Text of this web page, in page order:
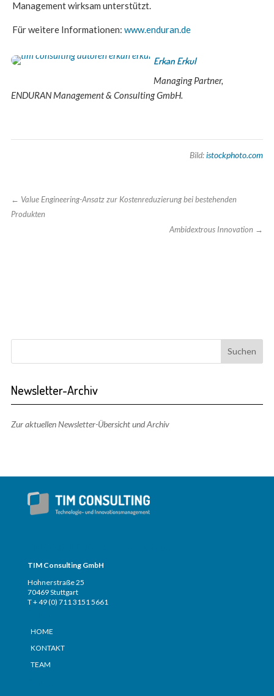
Management wirksam unterstützt.
Für weitere Informationen: www.enduran.de
Erkan Erkul
Managing Partner,
ENDURAN Management & Consulting GmbH.
Bild:istockphoto.com
← Value Engineering-Ansatz zur Kostenreduzierung bei bestehenden
Produkten
Ambidextrous Innovation →
Newsletter-Archiv
Zur aktuellen Newsletter-Übersicht und Archiv
TIM Consulting GmbH
Hohnerstraße 25
70469 Stuttgart
T + 49 (0) 711 3151 5661
HOME
KONTAKT
TEAM